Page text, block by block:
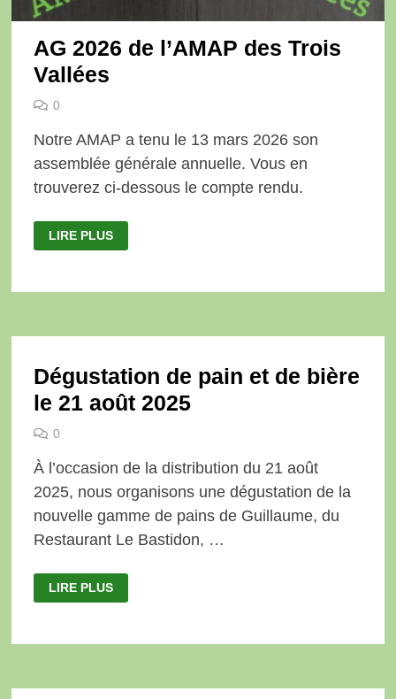
AG 2026 de l’AMAP des Trois
Vallées
0
Notre AMAP a tenu le 13 mars 2026 son
assemblée générale annuelle. Vous en
trouverez ci-dessous le compte rendu.
AG
2026
DE
TROIS
LIRE PLUS
Dégustation de pain et de bière
le 21 août 2025
0
À l’occasion de la distribution du 21 août
2025, nous organisons une dégustation de la
nouvelle gamme de pains de Guillaume, du
Restaurant Le Bastidon, …
DÉGUSTATION
DE
PAIN
BIÈRE
2025
LIRE PLUS